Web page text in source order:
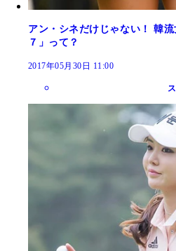
アン・シネだけじゃない！ 韓
７」って？
2017年05月30日 11:00